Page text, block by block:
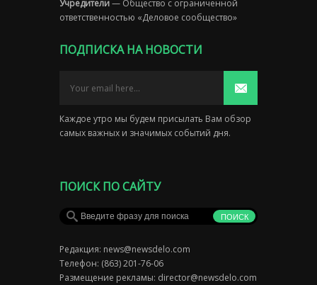
Учредители— Общество с ограниченной
ответственностью «Деловое сообщество»
ПОДПИСКА НА НОВОСТИ
Каждое утро мы будем присылать Вам обзор
самых важных и значимых событий дня.
ПОИСК ПО САЙТУ
Редакция: news@newsdelo.com
Телефон: (863) 201-76-06
Размещение рекламы: director@newsdelo.com